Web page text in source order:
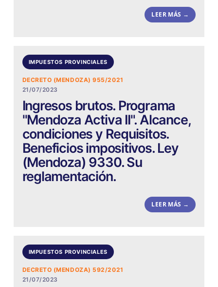
LEER MÁS →
IMPUESTOS PROVINCIALES
DECRETO (MENDOZA) 955/2021
21/07/2023
Ingresos brutos. Programa
"Mendoza Activa II". Alcance,
condiciones y Requisitos.
Beneficios impositivos. Ley
(Mendoza) 9330. Su
reglamentación.
LEER MÁS →
IMPUESTOS PROVINCIALES
DECRETO (MENDOZA) 592/2021
21/07/2023